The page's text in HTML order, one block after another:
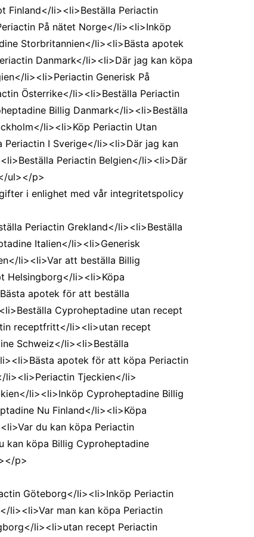
Finland</li><li>Beställa Periactin
På nätet Norge</li><li>Inköp
Storbritannien</li><li>Bästa apotek
Danmark</li><li>Där jag kan köpa
li><li>Periactin Generisk På
Österrike</li><li>Beställa Periactin
Billig Danmark</li><li>Beställa
li><li>Köp Periactin Utan
I Sverige</li><li>Där jag kan
Periactin Belgien</li><li>Där
ul></p>
i enlighet med vår integritetspolicy
Periactin Grekland</li><li>Beställa
Italien</li><li>Generisk
li><li>Var att beställa Billig
Helsingborg</li><li>Köpa
apotek för att beställa
Cyproheptadine utan recept
receptfritt</li><li>utan recept
Schweiz</li><li>Beställa
apotek för att köpa Periactin
li><li>Periactin Tjeckien</li>
li><li>Inköp Cyproheptadine Billig
Nu Finland</li><li>Köpa
du kan köpa Periactin
kan köpa Billig Cyproheptadine
p>
Göteborg</li><li>Inköp Periactin
li><li>Var man kan köpa Periactin
li><li>utan recept Periactin